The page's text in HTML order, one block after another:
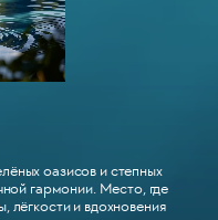
оазисов и степных
гармонии. Место, где
лёгкости и вдохновения